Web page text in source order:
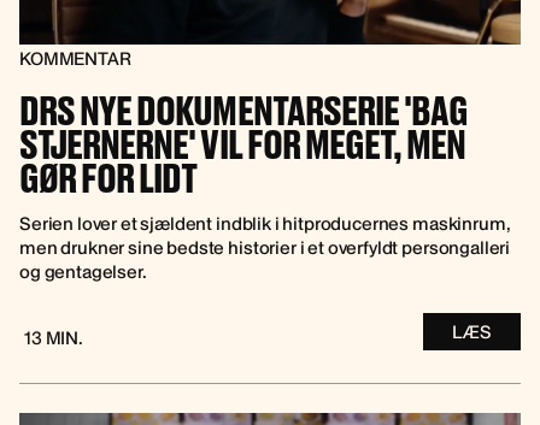
KOMMENTAR
DRS NYE DOKUMENTARSERIE 'BAG
STJERNERNE' VIL FOR MEGET, MEN
GØR FOR LIDT
Serien lover et sjældent indblik i hitproducernes maskinrum,
men drukner sine bedste historier i et overfyldt persongalleri
og gentagelser.
13 MIN. LÆS